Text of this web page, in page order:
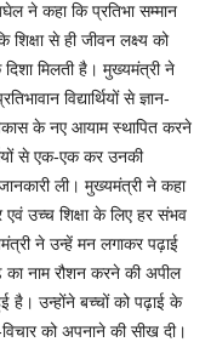
ने कहा कि प्रतिभा सम्मान
से ही जीवन लक्ष्य को
मिलती है। मुख्यमंत्री ने
विद्यार्थियों से ज्ञान-
के नए आयाम स्थापित करने
से एक-एक कर उनकी
ली। मुख्यमंत्री ने कहा
एवं उच्च शिक्षा के लिए हर संभव
ने उन्हें मन लगाकर पढ़ाई
नाम रौशन करने की अपील
है। उन्होंने बच्चों को पढ़ाई के
को अपनाने की सीख दी।